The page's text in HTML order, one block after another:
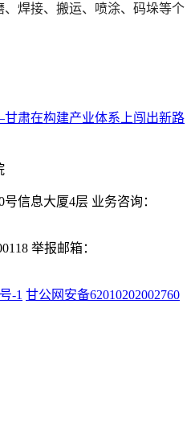
焊接、搬运、喷涂、码垛等个
肃在构建产业体系上闯出新路
信息大厦4层 业务咨询：
举报邮箱：
-1 甘公网安备62010202002760